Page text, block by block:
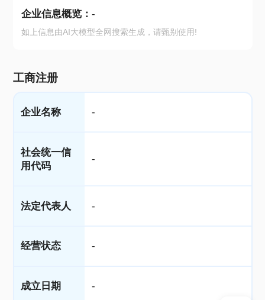
企业信息概览： -
如上信息由AI大模型全网搜索生成，请甄别使用!
工商注册
企业名称 -
社会统一信
用代码
-
法定代表人 -
经营状态 -
成立日期 -